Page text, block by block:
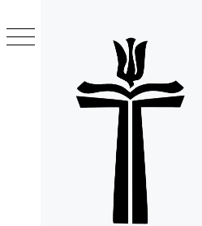
al
contenido